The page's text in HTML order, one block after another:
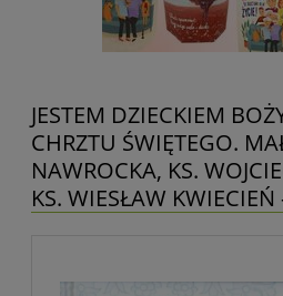
JESTEM DZIECKIEM
CHRZTU ŚWIĘTEGO.
NAWROCKA, KS.
KS. WIESŁAW KWIECIEŃ